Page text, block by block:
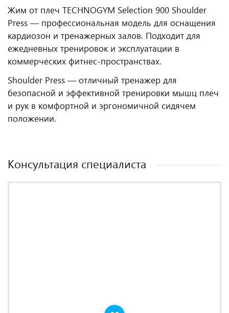
Жим от плеч TECHNOGYM Selection 900 Shoulder
Press — профессиональная модель для оснащения
кардиозон и тренажерных залов. Подходит для
ежедневных тренировок и эксплуатации в
коммерческих фитнес‑пространствах.
Shoulder Press — отличный тренажер для
безопасной и эффективной тренировки мышц плеч
и рук в комфортной и эргономичной сидячем
положении.
Консультация специалиста